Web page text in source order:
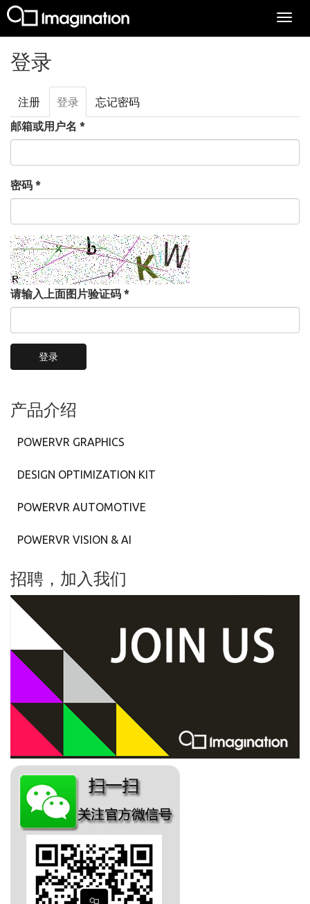
登录
主标签
注册 登录 （活
动标
忘记密码
邮箱或用户名 *
密码 *
请输入上面图片验证码 *
登录
产品介绍
POWERVR GRAPHICS
DESIGN OPTIMIZATION KIT
POWERVR AUTOMOTIVE
POWERVR VISION & AI
招聘，加入我们